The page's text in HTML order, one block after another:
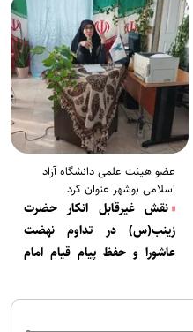
عضو هیئت علمی دانشگاه آزاد
اسلامی بوشهر عنوان کرد
نقش غیرقابل انکار حضرت
زینب(س) در تداوم نهضت
عاشورا و حفظ پیام قیام امام